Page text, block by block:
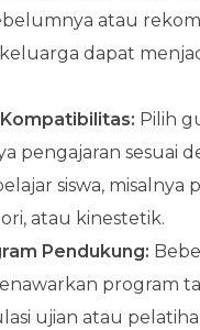
atau
dapat
Pilih
pengajaran sesuai
siswa, misalnya
atau kinestetik.
Pendukung:
program
ujian atau